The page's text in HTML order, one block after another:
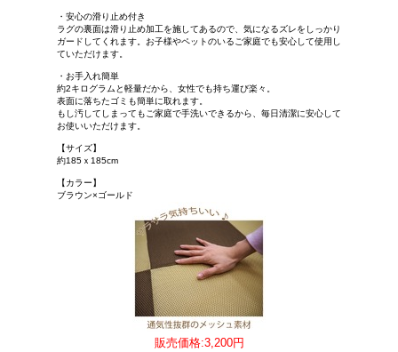
・安心の滑り止め付き
ラグの裏面は滑り止め加工を施してあるので、気になるズレをしっかり
ガードしてくれます。お子様やペットのいるご家庭でも安心して使用し
ていただけます。
・お手入れ簡単
約2キログラムと軽量だから、女性でも持ち運び楽々。
表面に落ちたゴミも簡単に取れます。
もし汚してしまってもご家庭で手洗いできるから、毎日清潔に安心して
お使いいただけます。
【サイズ】
約185ｘ185cm
【カラー】
ブラウン×ゴールド
販売価格:3,200円